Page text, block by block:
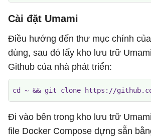
Cài đặt Umami
Điều hướng đến thư mục chính
dùng, sau đó lấy kho lưu trữ
Github của nhà phát triển:
cd ~ && git clone https://
Đi vào bên trong kho lưu trữ
file Docker Compose dựng sẵn